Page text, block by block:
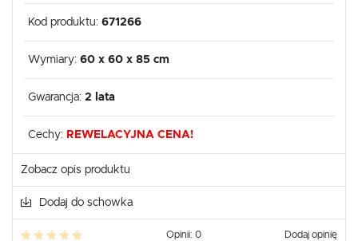
Kod produktu: 671266
Wymiary: 60 x 60 x 85 cm
Gwarancja: 2 lata
Cechy: REWELACYJNA CENA!
Zobacz opis produktu
Dodaj do schowka
Opinii: 0 Dodaj opinię